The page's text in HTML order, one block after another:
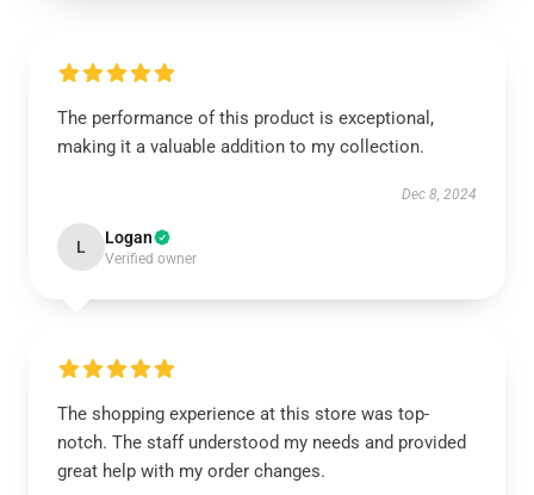
The performance of this product is exceptional,
making it a valuable addition to my collection.
Dec 8, 2024
L Logan
Verified owner
The shopping experience at this store was top-
notch. The staff understood my needs and provided
great help with my order changes.